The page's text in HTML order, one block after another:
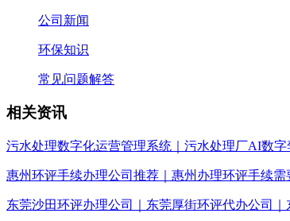
公司新闻
环保知识
常见问题解答
相关资讯
污水处理数字化运营管理系统｜污水处理厂AI数字
惠州环评手续办理公司推荐｜惠州办理环评手续需
东莞沙田环评办理公司｜东莞厚街环评代办公司｜